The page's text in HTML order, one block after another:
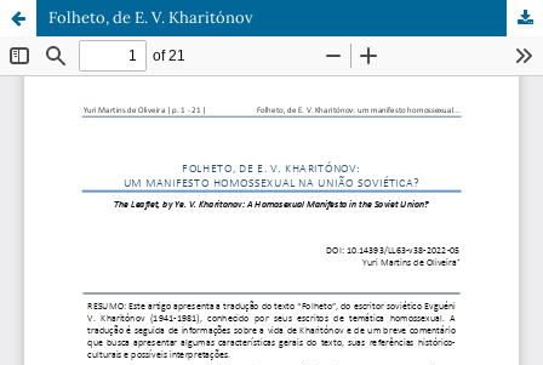
Folheto, de E. V. Kharitónov